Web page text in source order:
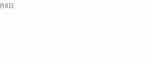
8日